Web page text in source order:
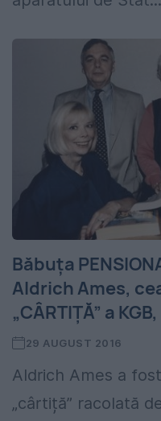
Băbuța
Aldrich Ames,
„CÂRTIȚĂ” a
29 AUGUST 2016
Aldrich Ames a
„cârtiță” racolată